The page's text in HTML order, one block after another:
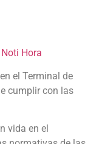
Noti Hora
el Terminal de
cumplir con las
vida en el